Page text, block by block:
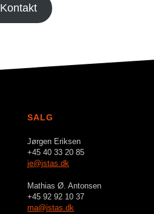
Kontakt
SALG
Jørgen Eriksen
+45 40 33 20 85
je@jstas.dk
Mathias Ø. Antonsen
+45 92 92 10 37
ma@jstas.dk